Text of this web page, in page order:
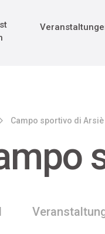
Campo sportivo di Arsiè